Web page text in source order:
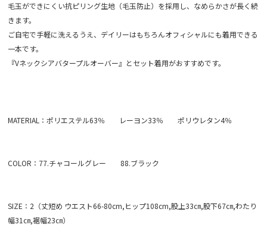
毛玉ができにくい抗ピリング生地（毛玉防止）を採用し、なめらかさが長く続
きます。
ご自宅で手軽に洗えるうえ、デイリーはもちろんオフィシャルにも着用できる
一本です。
『Vネックシアバタープルオーバー』とセット着用がおすすめです。
MATERIAL：ポリエステル63％ レーヨン33％ ポリウレタン4％
COLOR：77.チャコールグレー 88.ブラック
SIZE：2（丈短め ウエスト66-80cm,ヒップ108cm,股上33㎝,股下67㎝,わたり
幅31㎝,裾幅23㎝）